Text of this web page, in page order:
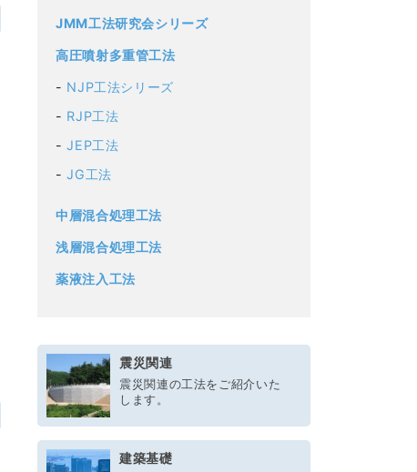
JMM工法研究会シリーズ
高圧噴射多重管工法
NJP工法シリーズ
RJP工法
JEP工法
JG工法
中層混合処理工法
浅層混合処理工法
薬液注入工法
震災関連
震災関連の工法をご紹介いた
します。
建築基礎